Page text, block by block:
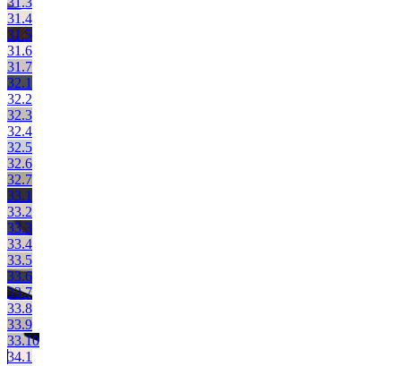
31.4
31.5
31.6
31.7
32.1
32.2
32.3
32.4
32.5
32.6
32.7
33.1
33.2
33.3
33.4
33.5
33.6
33.7
33.8
33.9
33.10
34.1